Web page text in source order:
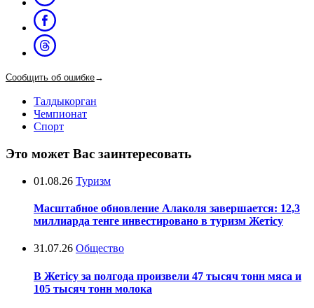
Сообщить об ошибке→
Талдыкорган
Чемпионат
Спорт
Это может Вас заинтересовать
01.08.26 Туризм
Масштабное обновление Алаколя завершается: 12,3
миллиарда тенге инвестировано в туризм Жетісу
31.07.26 Общество
В Жетісу за полгода произвели 47 тысяч тонн мяса и
105 тысяч тонн молока